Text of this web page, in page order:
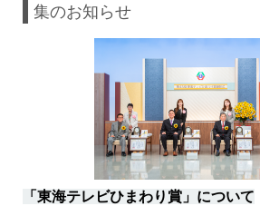
集のお知らせ
「東海テレビひまわり賞」について